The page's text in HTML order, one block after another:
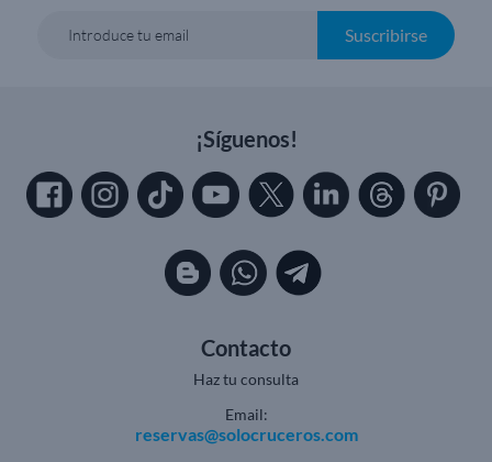
Introduce tu email Suscribirse
¡Síguenos!
Contacto
Haz tu consulta
Email:
reservas@solocruceros.com